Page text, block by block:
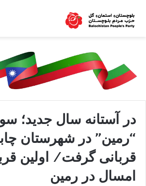
در آستانه سال جدید؛
“رمین” در شهرستان
قربانی گرفت/ اولین
امسال در رمین